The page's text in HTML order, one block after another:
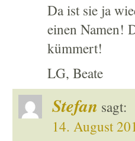
Da ist sie ja
einen Namen!
kümmert!
LG, Beate
Stefan sagt:
14. August